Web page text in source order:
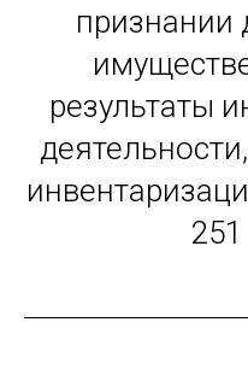
признании
результаты